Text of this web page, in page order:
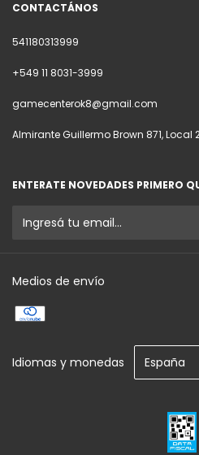
CONTACTÁNOS
541180313999
+549 11 8031-3999
gamecenterok8@gmail.com
Almirante Guillermo Brown 871, Local
ENTERATE NOVEDADES PRIMERO
Medios de envío
Idiomas y monedas